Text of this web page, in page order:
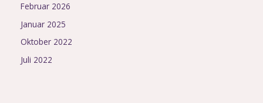
Februar 2026
Januar 2025
Oktober 2022
Juli 2022